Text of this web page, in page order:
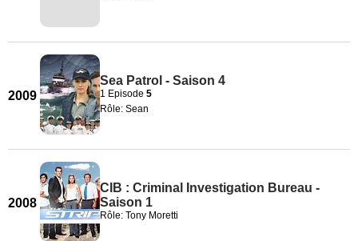
2009
Sea Patrol - Saison 4
1 Episode 5
Rôle: Sean
2008
CIB : Criminal Investigation Bureau -
Saison 1
Rôle: Tony Moretti